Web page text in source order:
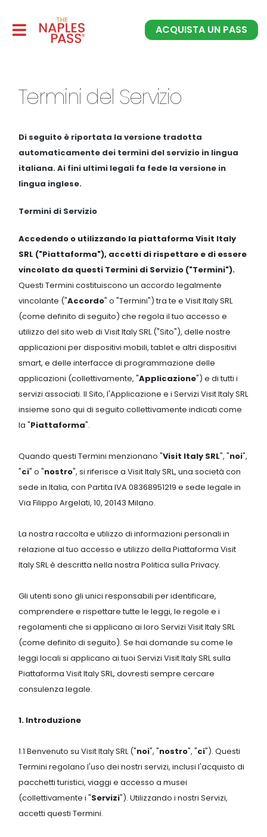
ACQUISTA UN PASS
Termini del Servizio
Di seguito è riportata la versione tradotta
automaticamente dei termini del servizio in lingua
italiana. Ai fini ultimi legali fa fede la versione in
lingua inglese.
Termini di Servizio
Accedendo o utilizzando la piattaforma Visit Italy
SRL ("Piattaforma"), accetti di rispettare e di essere
vincolato da questi Termini di Servizio ("Termini").
Questi Termini costituiscono un accordo legalmente
vincolante ("Accordo" o "Termini") tra te e Visit Italy SRL
(come definito di seguito) che regola il tuo accesso e
utilizzo del sito web di Visit Italy SRL ("Sito"), delle nostre
applicazioni per dispositivi mobili, tablet e altri dispositivi
smart, e delle interfacce di programmazione delle
applicazioni (collettivamente, "Applicazione") e di tutti i
servizi associati. Il Sito, l'Applicazione e i Servizi Visit Italy SRL
insieme sono qui di seguito collettivamente indicati come
la "Piattaforma".
Quando questi Termini menzionano "Visit Italy SRL", "noi",
"ci" o "nostro", si riferisce a Visit Italy SRL, una società con
sede in Italia, con Partita IVA 08368951219 e sede legale in
Via Filippo Argelati, 10, 20143 Milano.
La nostra raccolta e utilizzo di informazioni personali in
relazione al tuo accesso e utilizzo della Piattaforma Visit
Italy SRL è descritta nella nostra Politica sulla Privacy.
Gli utenti sono gli unici responsabili per identificare,
comprendere e rispettare tutte le leggi, le regole e i
regolamenti che si applicano ai loro Servizi Visit Italy SRL
(come definito di seguito). Se hai domande su come le
leggi locali si applicano ai tuoi Servizi Visit Italy SRL sulla
Piattaforma Visit Italy SRL, dovresti sempre cercare
consulenza legale.
1. Introduzione
1.1 Benvenuto su Visit Italy SRL ("noi", "nostro", "ci"). Questi
Termini regolano l'uso dei nostri servizi, inclusi l'acquisto di
pacchetti turistici, viaggi e accesso a musei
(collettivamente i "Servizi"). Utilizzando i nostri Servizi,
accetti questi Termini.